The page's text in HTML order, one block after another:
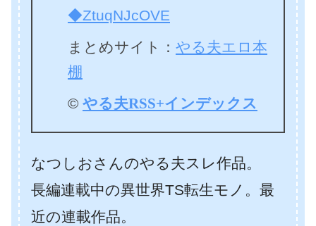
◆ZtuqNJcOVE
まとめサイト： やる夫エロ本
棚
© やる夫RSS+インデックス
なつしおさんのやる夫スレ作品。
長編連載中の異世界TS転生モノ。最
近の連載作品。